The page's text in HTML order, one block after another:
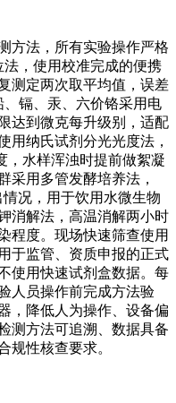
方法，所有实验操作严格
，使用校准完成的便携
测定两次取平均值，误差
、镉、汞、六价铬采用电
达到微克每升级别，适配
用纳氏试剂分光光度法，
，水样浑浊时提前做絮凝
采用多管发酵培养法，
况，用于饮用水微生物
消解法，高温消解两小时
程度。现场快速筛查使用
于监管、资质申报的正式
使用快速试剂盒数据。每
人员操作前完成方法验
，降低人为操作、设备偏
测方法可追溯、数据具备
规性核查要求。